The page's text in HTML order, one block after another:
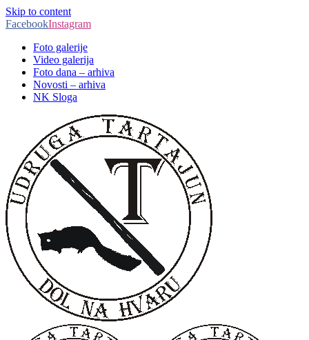
Skip to content
FacebookInstagram
Foto galerije
Video galerija
Foto dana – arhiva
Novosti – arhiva
NK Sloga